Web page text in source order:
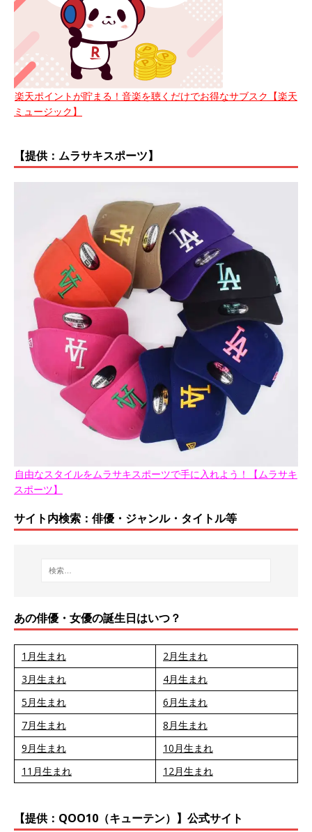
楽天ポイントが貯まる！音楽を聴くだけでお得なサブスク【楽天
ミュージック】
【提供：ムラサキスポーツ】
自由なスタイルをムラサキスポーツで手に入れよう！【ムラサキ
スポーツ】
サイト内検索：俳優・ジャンル・タイトル等
あの俳優・女優の誕生日はいつ？
1月生まれ
2月生まれ
3月生まれ
4月生まれ
5月生まれ
6月生まれ
7月生まれ
8月生まれ
9月生まれ
10月生まれ
11月生まれ
12月生まれ
【提供：QOO10（キューテン）】公式サイト